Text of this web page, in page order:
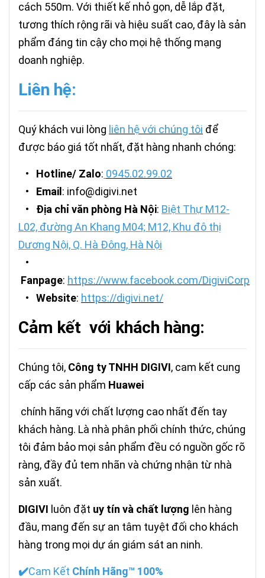
cách 550m. Với thiết kế nhỏ gọn, dễ lắp đặt,
tương thích rộng rãi và hiệu suất cao, đây là sản
phẩm đáng tin cậy cho mọi hệ thống mạng
doanh nghiệp.
Liên hệ:
Quý khách vui lòng liên hệ với chúng tôi để
được báo giá tốt nhất, đặt hàng nhanh chóng:
• Hotline/ Zalo: 0945.02.99.02
• Email : info@digivi.net
• Địa chỉ văn phòng Hà Nội: Biệt Thự M12-
L02, đường An Khang M04; M12, Khu đô thị
Dương Nội, Q. Hà Đông, Hà Nội
•
Fanpage: https://www.facebook.com/DigiviCorp
• Website: https://digivi.net/
Cảm kết với khách hàng:
Chúng tôi, Công ty TNHH DIGIVI, cam kết cung
cấp các sản phẩm Huawei
chính hãng với chất lượng cao nhất đến tay
khách hàng. Là nhà phân phối chính thức, chúng
tôi đảm bảo mọi sản phẩm đều có nguồn gốc rõ
ràng, đầy đủ tem nhãn và chứng nhận từ nhà
sản xuất.
DIGIVI luôn đặt uy tín và chất lượng lên hàng
đầu, mang đến sự an tâm tuyệt đối cho khách
hàng trong mọi dự án giám sát an ninh.
✔️Cam Kết Chính Hãng™ 100%